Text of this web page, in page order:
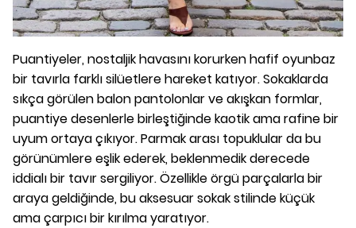
Puantiyeler, nostaljik havasını korurken hafif oyunbaz
bir tavırla farklı silüetlere hareket katıyor. Sokaklarda
sıkça görülen balon pantolonlar ve akışkan formlar,
puantiye desenlerle birleştiğinde kaotik ama rafine bir
uyum ortaya çıkıyor. Parmak arası topuklular da bu
görünümlere eşlik ederek, beklenmedik derecede
iddialı bir tavır sergiliyor. Özellikle örgü parçalarla bir
araya geldiğinde, bu aksesuar sokak stilinde küçük
ama çarpıcı bir kırılma yaratıyor.